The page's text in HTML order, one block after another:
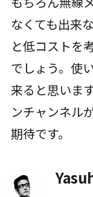
なくても出来
と低コストを
でしょう。使
来ると思いま
ンチャンネル
期待です。